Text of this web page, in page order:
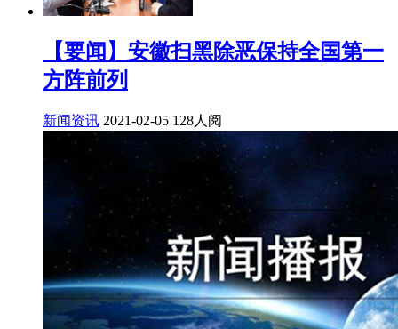
【要闻】安徽扫黑除恶保持全国第一
方阵前列
新闻资讯 2021-02-05 128人阅